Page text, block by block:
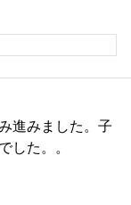
進みました。子
した。。